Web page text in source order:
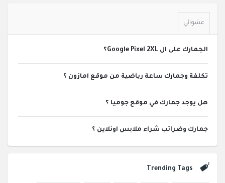
عشوائي
الجمارك على ال Google Pixel 2XL؟
تكلفة وجمارك ساعة رياضية من موقع امازون ؟
هل يوجد جمارك في موقع جوميا ؟
جمارك وضرائب شراء ملابس اونلاين ؟
Trending Tags